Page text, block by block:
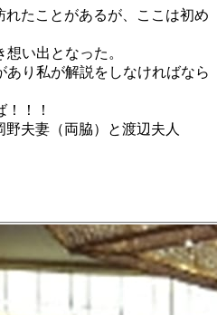
たことがあるが、ここは初め
い出となった。
り私が解説をしなければなら
！！
夫妻（両脇）と渡辺夫人